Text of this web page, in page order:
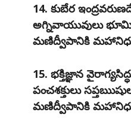
14. కుబేర
అగ్నివాయువులు
మణిద్వీపానికి
15. భక్తిజ్ఞాన
పంచశక్తులు
మణిద్వీపానికి